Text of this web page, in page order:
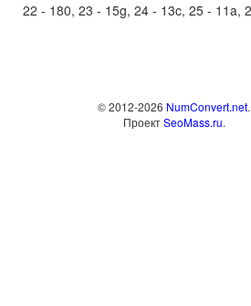
22 - 180, 23 - 15g, 24 - 13c, 25 - 11a,
© 2012-2026 NumConvert.net.
ПроектSeoMass.ru.